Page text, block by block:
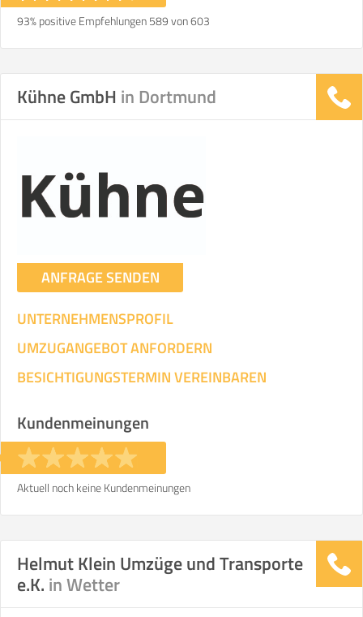
ICH WILL SELBST UMZIEHEN
Mit Umzugsunternehmen
Stunden
KOSTENSCHÄTZUNG:
ICH MÖCHTE ANGEBOTE ANFORDERN
SO ERRECHNET SICH DIE KOSTENSCHÄTZUNG
93% positive Empfehlungen 589 von 603
Kühne GmbH in Dortmund
ANFRAGE SENDEN
UNTERNEHMENSPROFIL
UMZUGANGEBOT ANFORDERN
BESICHTIGUNGSTERMIN VEREINBAREN
Kundenmeinungen
Aktuell noch keine Kundenmeinungen
Helmut Klein Umzüge und Transporte
e.K. in Wetter